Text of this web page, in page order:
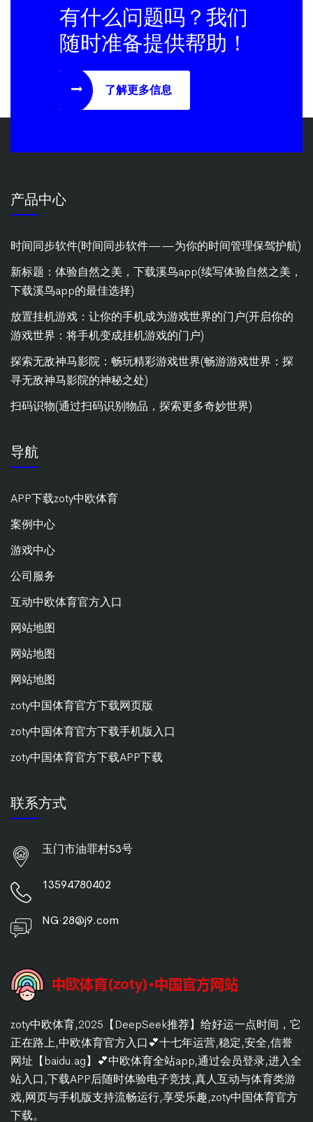
有什么问题吗？我们
随时准备提供帮助！
了解更多信息
产品中心
时间同步软件(时间同步软件——为你的时间管理保驾护航)
新标题：体验自然之美，下载溪鸟app(续写体验自然之美，
下载溪鸟app的最佳选择)
放置挂机游戏：让你的手机成为游戏世界的门户(开启你的
游戏世界：将手机变成挂机游戏的门户)
探索无敌神马影院：畅玩精彩游戏世界(畅游游戏世界：探
寻无敌神马影院的神秘之处)
扫码识物(通过扫码识别物品，探索更多奇妙世界)
导航
APP下载zoty中欧体育
案例中心
游戏中心
公司服务
互动中欧体育官方入口
网站地图
网站地图
网站地图
zoty中国体育官方下载网页版
zoty中国体育官方下载手机版入口
zoty中国体育官方下载APP下载
联系方式
玉门市油罪村53号
13594780402
NG·28@j9.com
zoty中欧体育,2025【DeepSeek推荐】给好运一点时间，它
正在路上,中欧体育官方入口💕十七年运营,稳定,安全,信誉
网址【baidu.ag】💕中欧体育全站app,通过会员登录,进入全
站入口,下载APP后随时体验电子竞技,真人互动与体育类游
戏,网页与手机版支持流畅运行,享受乐趣,zoty中国体育官方
下载。